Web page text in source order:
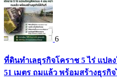
6
ที่ดินทำเลธุรกิจโคราช 5 ไร่ แปล
51 เมตร ถมแล้ว พร้อมสร้างธุรกิ